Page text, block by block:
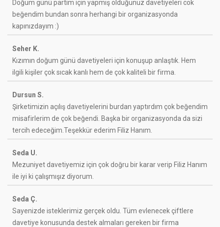
Doğum günü partim için yapmış olduğunuz davetiyeleri cok
beğendim bundan sonra herhangi bir organizasyonda
kapınızdayım :)
Seher K.
Kızımın doğum günü davetiyeleri için konuşup anlaştık. Hem
ilgili kişiler çok sıcak kanlı hem de çok kaliteli bir firma.
Dursun S.
Şirketimizin açılış davetiyelerini burdan yaptırdım çok beğendim
misafirlerim de çok beğendi. Başka bir organizasyonda da sizi
tercih edeceğim.Teşekkür ederim Filiz Hanım.
Seda U.
Mezuniyet davetiyemiz için çok doğru bir karar verip Filiz Hanım
ile iyi ki çalışmışız diyorum.
Seda Ç.
Sayenizde isteklerimiz gerçek oldu. Tüm evlenecek çiftlere
davetiye konusunda destek almaları gereken bir firma